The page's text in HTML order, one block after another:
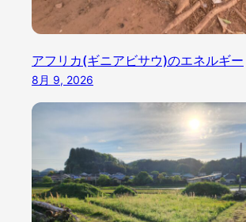
アフリカ(ギニアビサウ)のエネルギー
8月 9, 2026